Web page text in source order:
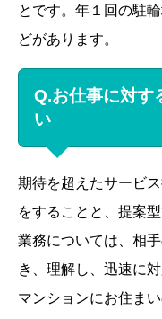
とです。年１回の駐
どがあります。
Q.お仕事に対す
い
期待を超えたサービ
をすることと、提案
業務については、相
き、理解し、迅速に
マンションにお住ま